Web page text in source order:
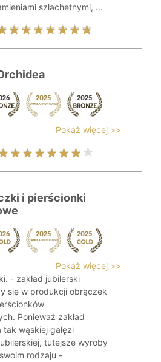
szlachetnymi, ...
Pokaż więcej >>
i pierścionki
Pokaż więcej >>
- zakład jubilerski
się w produkcji obrączek
Ponieważ zakład
tak wąskiej gałęzi
tutejsze wyroby
rodzaju -